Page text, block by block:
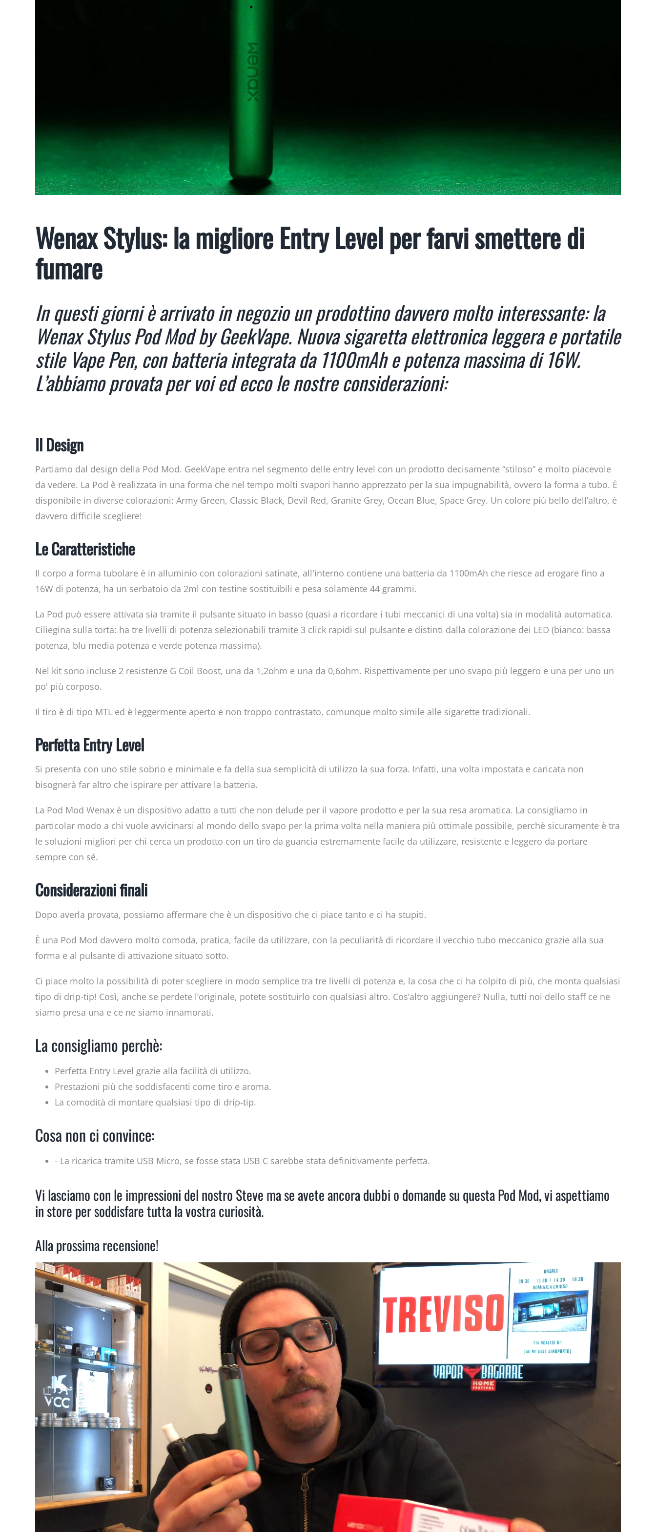
Wenax Stylus: la migliore Entry Level per farvi smettere di
fumare
In questi giorni è arrivato in negozio un prodottino davvero molto interessante: la
Wenax Stylus Pod Mod by GeekVape. Nuova sigaretta elettronica leggera e portatile
stile Vape Pen, con batteria integrata da 1100mAh e potenza massima di 16W.
L’abbiamo provata per voi ed ecco le nostre considerazioni:
Il Design
Partiamo dal design della Pod Mod. GeekVape entra nel segmento delle entry level con un prodotto decisamente “stiloso” e molto piacevole
da vedere. La Pod è realizzata in una forma che nel tempo molti svapori hanno apprezzato per la sua impugnabilità, ovvero la forma a tubo. È
disponibile in diverse colorazioni: Army Green, Classic Black, Devil Red, Granite Grey, Ocean Blue, Space Grey. Un colore più bello dell’altro, è
davvero difficile scegliere!
Le Caratteristiche
Il corpo a forma tubolare è in alluminio con colorazioni satinate, all'interno contiene una batteria da 1100mAh che riesce ad erogare fino a
16W di potenza, ha un serbatoio da 2ml con testine sostituibili e pesa solamente 44 grammi.
La Pod può essere attivata sia tramite il pulsante situato in basso (quasi a ricordare i tubi meccanici di una volta) sia in modalità automatica.
Ciliegina sulla torta: ha tre livelli di potenza selezionabili tramite 3 click rapidi sul pulsante e distinti dalla colorazione dei LED (bianco: bassa
potenza, blu media potenza e verde potenza massima).
Nel kit sono incluse 2 resistenze G Coil Boost, una da 1,2ohm e una da 0,6ohm. Rispettivamente per uno svapo più leggero e una per uno un
po' più corposo.
Il tiro è di tipo MTL ed è leggermente aperto e non troppo contrastato, comunque molto simile alle sigarette tradizionali.
Perfetta Entry Level
Si presenta con uno stile sobrio e minimale e fa della sua semplicità di utilizzo la sua forza. Infatti, una volta impostata e caricata non
bisognerà far altro che ispirare per attivare la batteria.
La Pod Mod Wenax è un dispositivo adatto a tutti che non delude per il vapore prodotto e per la sua resa aromatica. La consigliamo in
particolar modo a chi vuole avvicinarsi al mondo dello svapo per la prima volta nella maniera più ottimale possibile, perchè sicuramente è tra
le soluzioni migliori per chi cerca un prodotto con un tiro da guancia estremamente facile da utilizzare, resistente e leggero da portare
sempre con sé.
Considerazioni finali
Dopo averla provata, possiamo affermare che è un dispositivo che ci piace tanto e ci ha stupiti.
È una Pod Mod davvero molto comoda, pratica, facile da utilizzare, con la peculiarità di ricordare il vecchio tubo meccanico grazie alla sua
forma e al pulsante di attivazione situato sotto.
Ci piace molto la possibilità di poter scegliere in modo semplice tra tre livelli di potenza e, la cosa che ci ha colpito di più, che monta qualsiasi
tipo di drip-tip! Così, anche se perdete l’originale, potete sostituirlo con qualsiasi altro. Cos’altro aggiungere? Nulla, tutti noi dello staff ce ne
siamo presa una e ce ne siamo innamorati.
La consigliamo perchè:
Perfetta Entry Level grazie alla facilità di utilizzo.
Prestazioni più che soddisfacenti come tiro e aroma.
La comodità di montare qualsiasi tipo di drip-tip.
Cosa non ci convince:
- La ricarica tramite USB Micro, se fosse stata USB C sarebbe stata definitivamente perfetta.
Vi lasciamo con le impressioni del nostro Steve ma se avete ancora dubbi o domande su questa Pod Mod, vi aspettiamo
in store per soddisfare tutta la vostra curiosità.
Alla prossima recensione!